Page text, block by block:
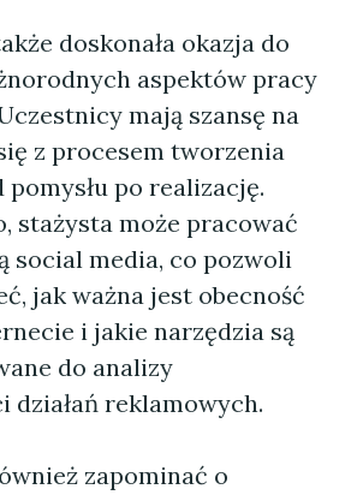
doskonała okazja do
aspektów pracy
mają szansę na
z procesem tworzenia
pomysłu po realizację.
stażysta może pracować
social media, co pozwoli
jak ważna jest obecność
i jakie narzędzia są
do analizy
działań reklamowych.
zapominać o